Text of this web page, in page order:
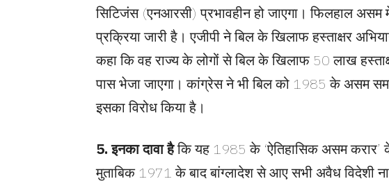
सिटिजंस (एनआरसी) प्रभावहीन हो जाएगा। फिलहाल
प्रक्रिया जारी है। एजीपी ने बिल के खिलाफ हस्ताक्षर
कहा कि वह राज्य के लोगों से बिल के खिलाफ 50 लाख
पास भेजा जाएगा। कांग्रेस ने भी बिल को 1985 के असम
इसका विरोध किया है।
5.इनका दावा हैकि यह 1985 के ‘ऐतिहासिक असम करार’
मुताबिक 1971 के बाद बांग्लादेश से आए सभी अवैध विदेशी